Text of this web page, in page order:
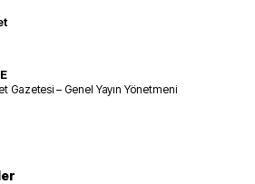
Gazetesi – Genel Yayın Yönetmeni